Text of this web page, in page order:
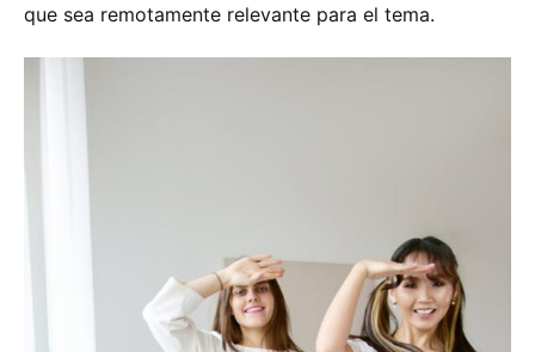
que sea remotamente relevante para el tema.